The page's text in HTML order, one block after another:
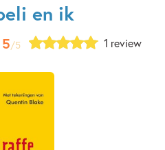
en ik
5/5 1 review